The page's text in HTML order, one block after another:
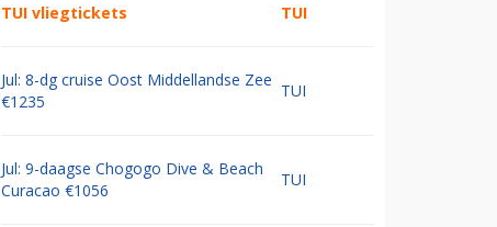
TUI vliegtickets TUI
Jul: 8-dg cruise Oost Middellandse Zee
€1235
TUI
Jul: 9-daagse Chogogo Dive & Beach
Curacao €1056
TUI